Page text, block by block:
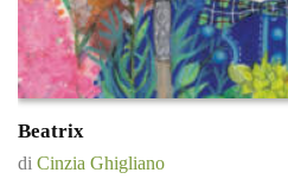
Beatrix
di Cinzia Ghigliano